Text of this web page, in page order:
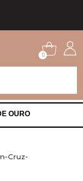
0
OURO